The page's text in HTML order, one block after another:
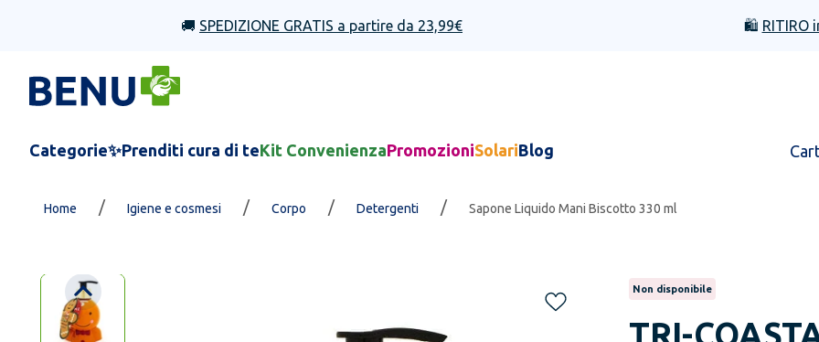
🚚 SPEDIZIONE GRATIS a partire da 23,99€ 🛍️ RITIRO
Categorie✨Prenditi cura di teKit ConvenienzaPromozioniSolariBlog
Home / Igiene e cosmesi / Corpo / Detergenti / Sapone Liquido Mani Biscotto 330 ml
Non disponibile
TRI-